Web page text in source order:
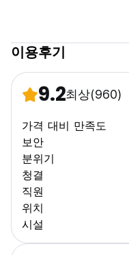
이용후기
9.2최상(960)
가격 대비 만족도
보안
분위기
청결
직원
위치
시설